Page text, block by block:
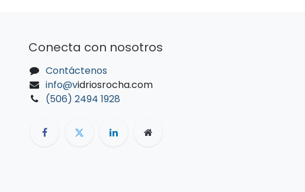
Conecta con nosotros
Contáctenos
info@vidriosrocha.com
(506) 2494 1928